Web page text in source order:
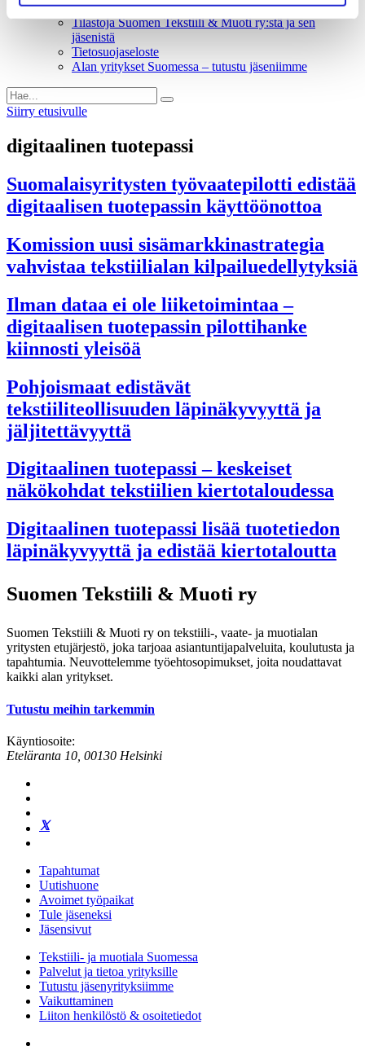
Mediapankki
Tilastoja Suomen Tekstiili & Muoti ry:stä ja sen
jäsenistä
Tietosuojaseloste
Alan yritykset Suomessa – tutustu jäseniimme
Siirry etusivulle
digitaalinen tuotepassi
Suomalaisyritysten työvaatepilotti edistää
digitaalisen tuotepassin käyttöönottoa
Komission uusi sisämarkkinastrategia
vahvistaa tekstiilialan kilpailuedellytyksiä
Ilman dataa ei ole liiketoimintaa –
digitaalisen tuotepassin pilottihanke
kiinnosti yleisöä
Pohjoismaat edistävät
tekstiiliteollisuuden läpinäkyvyyttä ja
jäljitettävyyttä
Digitaalinen tuotepassi – keskeiset
näkökohdat tekstiilien kiertotaloudessa
Digitaalinen tuotepassi lisää tuotetiedon
läpinäkyvyyttä ja edistää kiertotaloutta
Suomen Tekstiili & Muoti ry
Suomen Tekstiili & Muoti ry on tekstiili-, vaate- ja muotialan
yritysten etujärjestö, joka tarjoaa asiantuntijapalveluita, koulutusta ja
tapahtumia. Neuvottelemme työehtosopimukset, joita noudattavat
kaikki alan yritykset.
Tutustu meihin tarkemmin
Käyntiosoite:
Eteläranta 10, 00130 Helsinki
Tapahtumat
Uutishuone
Avoimet työpaikat
Tule jäseneksi
Jäsensivut
Tekstiili- ja muotiala Suomessa
Palvelut ja tietoa yrityksille
Tutustu jäsenyrityksiimme
Vaikuttaminen
Liiton henkilöstö & osoitetiedot